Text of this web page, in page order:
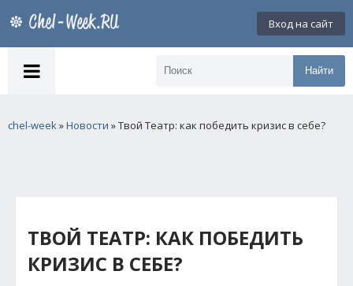
Вход на сайт
Найти
chel-week»Новости » Твой Театр: как победить кризис в себе?
ТВОЙ ТЕАТР: КАК ПОБЕДИТЬ
КРИЗИС В СЕБЕ?